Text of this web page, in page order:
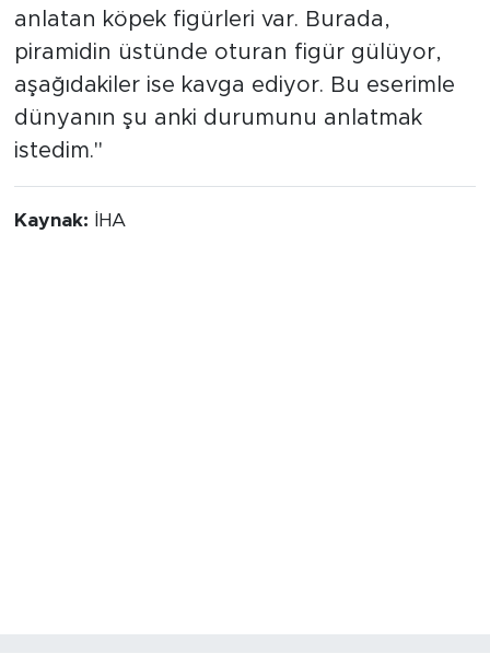
anlatan köpek figürleri var. Burada,
piramidin üstünde oturan figür gülüyor,
aşağıdakiler ise kavga ediyor. Bu eserimle
dünyanın şu anki durumunu anlatmak
istedim."
Kaynak: İHA